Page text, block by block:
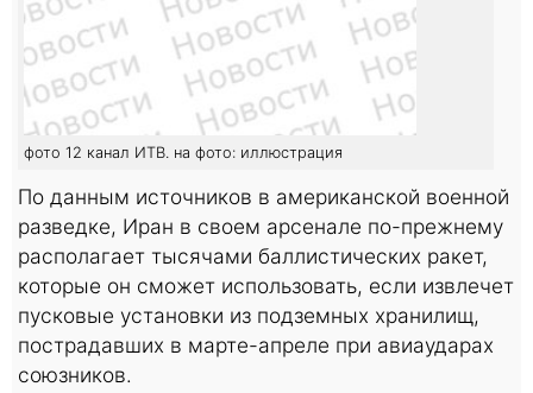
фото 12 канал ИТВ. на фото: иллюстрация
По данным источников в американской военной
разведке, Иран в своем арсенале по-прежнему
располагает тысячами баллистических ракет,
которые он сможет использовать, если извлечет
пусковые установки из подземных хранилищ,
пострадавших в марте-апреле при авиаударах
союзников.